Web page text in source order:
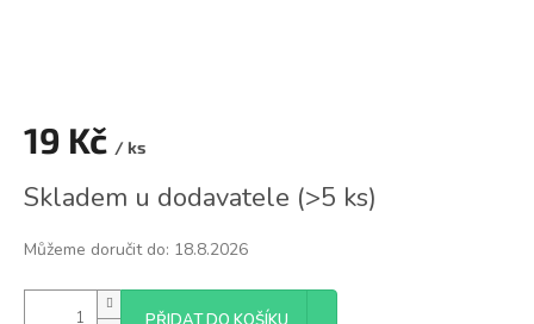
19 Kč / ks
cena:
Skladem u dodavatele (>5 ks)
Můžeme doručit do: 18.8.2026